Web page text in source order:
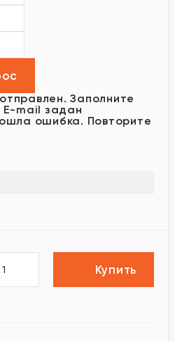
Заполните
E-mail задан
ошибка. Повторите
Купить